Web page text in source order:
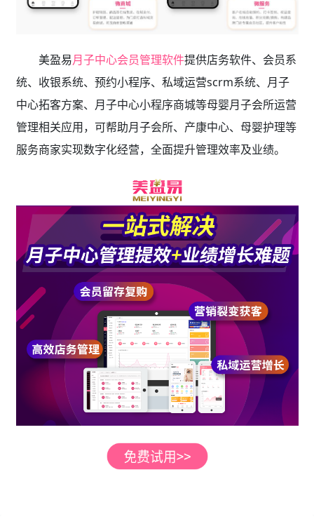
美盈易月子中心会员管理软件提供店务软件、会员系
统、收银系统、预约小程序、私域运营scrm系统、月子
中心拓客方案、月子中心小程序商城等母婴月子会所运营
管理相关应用，可帮助月子会所、产康中心、母婴护理等
服务商家实现数字化经营，全面提升管理效率及业绩。